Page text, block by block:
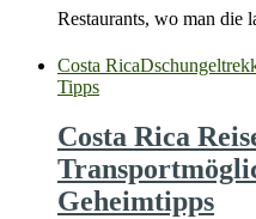
Restaurants, wo man die
Costa Rica
Tipps
Costa Rica
Geheimtipps